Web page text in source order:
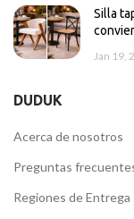
Silla
Jan 19,
DUDUK
Acerca de nosotros
Preguntas
Regiones de Entrega